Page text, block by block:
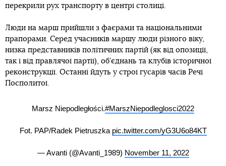
перекрили рух транспорту в центрі столиці.
Люди на марш прийшли з фаєрами та національними
прапорами. Серед учасників маршу люди різного віку,
низка представників політичних партій (як від опозиції,
так і від правлячої партії), об’єднань та клубів історичної
реконструкції. Останні йдуть у строї гусарів часів Речі
Посполитої.
Marsz Niepodległości.#MarszNiepodleglosci2022
Fot. PAP/Radek Pietruszka pic.twitter.com/yG3U6o84KT
— Avanti (@Avanti_1989) November 11, 2022